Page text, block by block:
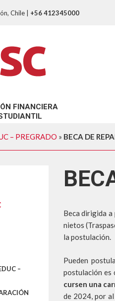
Chile | +56 412345000
FINANCIERA
– PREGRADO » BECA DE
Beca dirigida
nietos
la postulación.
Pueden
postulación es
cursen una
de 2024, por
–